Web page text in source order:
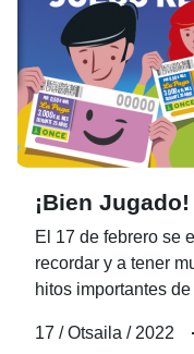
¡Bien Jugado!
El 17 de febrero se
recordar y a tener
hitos importantes
una actividad
17 / Otsaila / 2022